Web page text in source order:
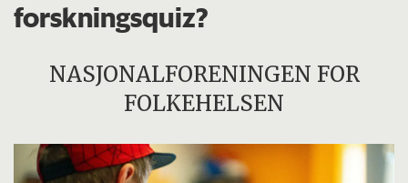
forskningsquiz?
NASJONALFORENINGEN FOR
FOLKEHELSEN